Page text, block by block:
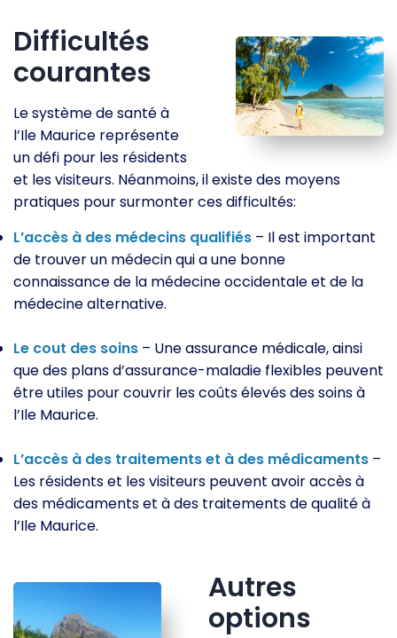
Difficultés
courantes
Le système de santé à
l’Ile Maurice représente
un défi pour les résidents
et les visiteurs. Néanmoins, il existe des moyens
pratiques pour surmonter ces difficultés:
L’accès à des médecins qualifiés – Il est important
de trouver un médecin qui a une bonne
connaissance de la médecine occidentale et de la
médecine alternative.
Le cout des soins – Une assurance médicale, ainsi
que des plans d’assurance-maladie flexibles peuvent
être utiles pour couvrir les coûts élevés des soins à
l’Ile Maurice.
L’accès à des traitements et à des médicaments –
Les résidents et les visiteurs peuvent avoir accès à
des médicaments et à des traitements de qualité à
l’Ile Maurice.
Autres
options